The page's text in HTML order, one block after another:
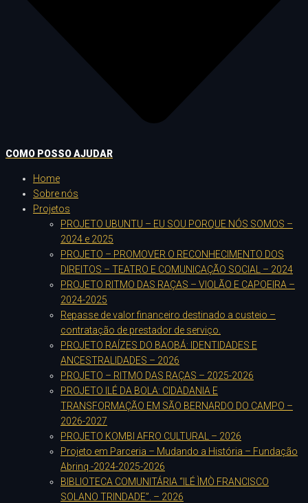
COMO POSSO AJUDAR
Home
Sobre nós
Projetos
PROJETO UBUNTU – EU SOU PORQUE NÓS SOMOS –
2024 e 2025
PROJETO – PROMOVER O RECONHECIMENTO DOS
DIREITOS – TEATRO E COMUNICAÇÃO SOCIAL – 2024
PROJETO RITMO DAS RAÇAS – VIOLÃO E CAPOEIRA –
2024-2025
Repasse de valor financeiro destinado a custeio –
contratação de prestador de serviço.
PROJETO RAÍZES DO BAOBÁ: IDENTIDADES E
ANCESTRALIDADES – 2026
PROJETO – RITMO DAS RAÇAS – 2025-2026
PROJETO ILÉ DA BOLA: CIDADANIA E
TRANSFORMAÇÃO EM SÃO BERNARDO DO CAMPO –
2026-2027
PROJETO KOMBI AFRO CULTURAL – 2026
Projeto em Parceria – Mudando a História – Fundação
Abrinq -2024-2025-2026
BIBLIOTECA COMUNITÁRIA “ILÉ ÌMÒ FRANCISCO
SOLANO TRINDADE”. – 2026